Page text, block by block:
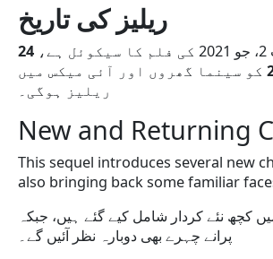
ریلیز کی تاریخ
24
کو سینما گھروں اور آئی میکس میں
ریلیز ہوگی۔
New and Returning
This sequel introduces several new
also bringing back some familiar
کچھ نئے کردار شامل کیے گئے ہیں، جبکہ
پرانے چہرے بھی دوبارہ نظر آئیں گے۔